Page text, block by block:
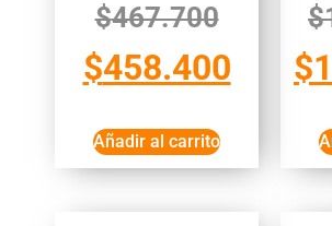
$467.700
$458.400
Añadir al carrito
$
$